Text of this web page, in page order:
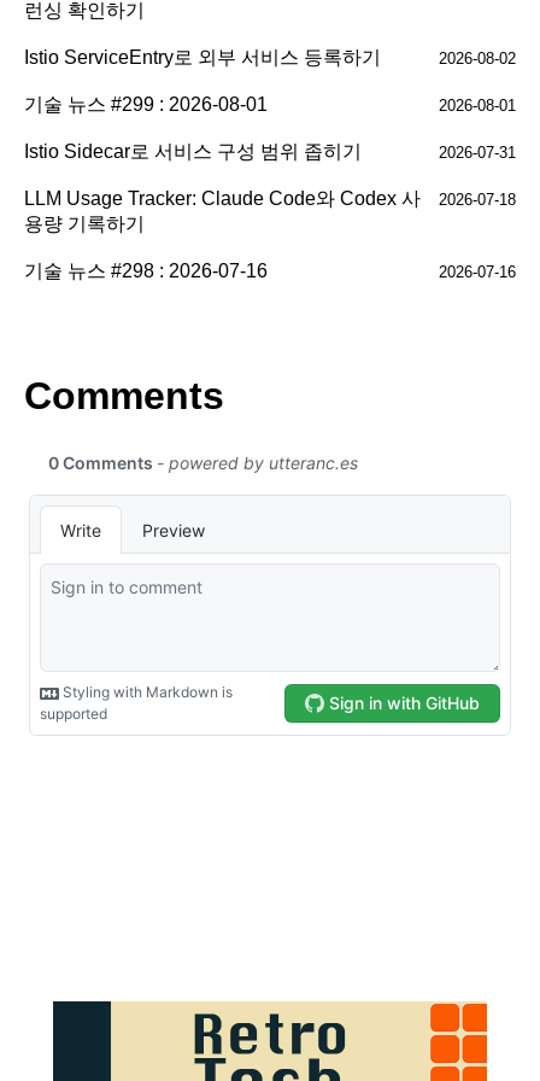
런싱 확인하기
Istio ServiceEntry로 외부 서비스 등록하기 2026-08-02
기술 뉴스 #299 : 2026-08-01 2026-08-01
Istio Sidecar로 서비스 구성 범위 좁히기 2026-07-31
LLM Usage Tracker: Claude Code와 Codex 사
용량 기록하기
2026-07-18
기술 뉴스 #298 : 2026-07-16 2026-07-16
Comments